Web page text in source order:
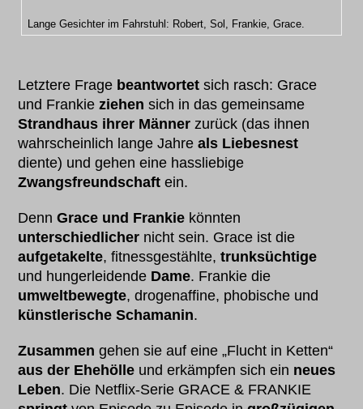
Lange Gesichter im Fahrstuhl: Robert, Sol, Frankie, Grace.
Letztere Frage beantwortet sich rasch: Grace
und Frankieziehen sich in das gemeinsame
Strandhaus ihrer Männer zurück (das ihnen
wahrscheinlich lange Jahreals Liebesnest
diente) und gehen eine hassliebige
Zwangsfreundschaft ein.
DennGrace und Frankie könnten
unterschiedlicher nicht sein. Grace ist die
aufgetakelte, fitnessgestählte,trunksüchtige
und hungerleidende Dame. Frankie die
umweltbewegte, drogenaffine, phobische und
künstlerische Schamanin.
Zusammen gehen sie auf eine „Flucht in Ketten“
aus der Ehehölle und erkämpfen sich ein neues
Leben. Die Netflix-Serie GRACE & FRANKIE